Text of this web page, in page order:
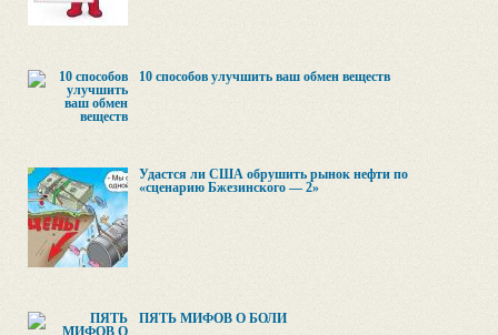
10 способов улучшить ваш обмен веществ
Удастся ли США обрушить рынок нефти по
«сценарию Бжезинского — 2»
ПЯТЬ МИФОВ О БОЛИ